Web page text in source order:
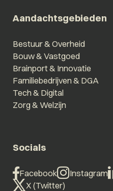
Aandachtsgebieden
Bestuur & Overheid
Bouw & Vastgoed
Brainport & Innovatie
Familiebedrijven & DGA
Tech & Digital
Zorg & Welzijn
Socials
Facebook Instagram
X (Twitter)